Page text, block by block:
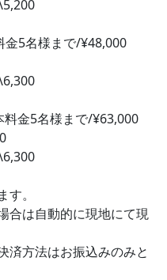
金5名様まで/¥48,000
料金5名様まで/¥63,000
。
合は自動的に現地にて現
済方法はお振込みのみと